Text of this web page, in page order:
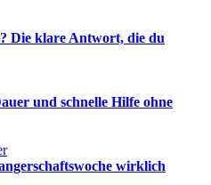
Die klare Antwort, die du
und schnelle Hilfe ohne
wirklich